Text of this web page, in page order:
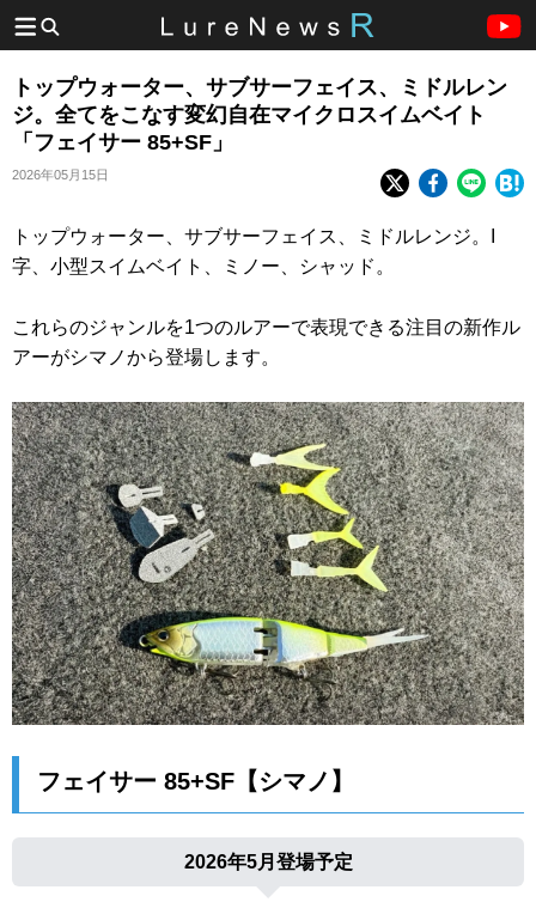
トップウォーター、サブサーフェイス、ミドルレン
ジ。全てをこなす変幻自在マイクロスイムベイト
「フェイサー 85+SF」
2026年05月15日
トップウォーター、サブサーフェイス、ミドルレンジ。I
字、小型スイムベイト、ミノー、シャッド。
これらのジャンルを1つのルアーで表現できる注目の新作ル
アーがシマノから登場します。
フェイサー 85+SF【シマノ】
2026年5月登場予定